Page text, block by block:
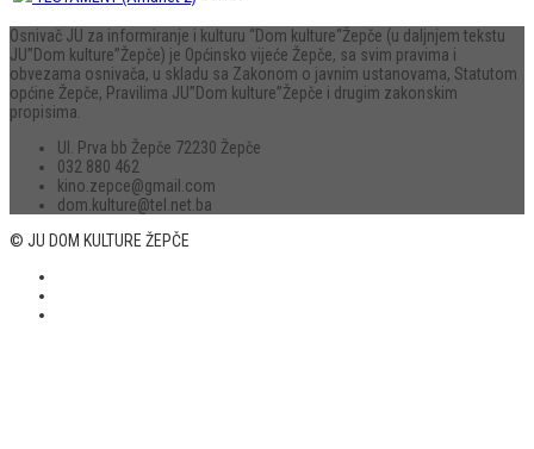
Osnivač JU za informiranje i kulturu “Dom kulture“Žepče (u daljnjem tekstu
JU”Dom kulture”Žepče) je Općinsko vijeće Žepče, sa svim pravima i
obvezama osnivača, u skladu sa Zakonom o javnim ustanovama, Statutom
općine Žepče, Pravilima JU”Dom kulture”Žepče i drugim zakonskim
propisima.
Ul. Prva bb Žepče 72230 Žepče
032 880 462
kino.zepce@gmail.com
dom.kulture@tel.net.ba
© JU DOM KULTURE ŽEPČE